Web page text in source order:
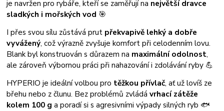
je navržen pro rybáře, kteří se zaměřují na největší dravce
sladkých i mořských vod 🎯
I přes svou sílu zůstává prut překvapivě lehký a dobře
vyvážený, což výrazně zvyšuje komfort při celodenním lovu.
Blank byl konstruován s důrazem na maximální odolnost,
ale zároveň výbornou práci při nahazování i zdolávání ryby 💪
HYPERIO je ideální volbou pro těžkou přívlač, ať už lovíš ze
břehu nebo z člunu. Bez problémů zvládávrhací zátěže
kolem 100 g a poradí si s agresivními výpady silných ryb 🐟